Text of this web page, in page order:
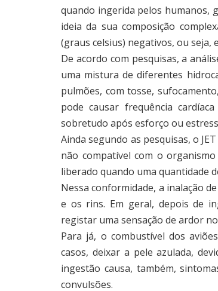
quando ingerida pelos humanos,
ideia da sua composição
(graus celsius) negativos, ou seja,
De acordo com pesquisas, a
uma mistura de diferentes
pulmões, com tosse,
pode causar frequência
sobretudo após esforço ou
Ainda segundo as pesquisas, o
não compatível com o
liberado quando uma quantidade
Nessa conformidade, a inalação
e os rins. Em geral, depois de
registar uma sensação de ardor
Para já, o combustível dos
casos, deixar a pele azulada,
ingestão causa, também,
convulsões.